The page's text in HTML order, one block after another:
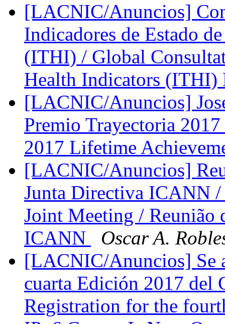
[LACNIC/Anuncios]
Indicadores de Estado
(ITHI) / Global
Health Indicators (ITHI)
[LACNIC/Anuncios]
Premio Trayectoria
2017 Lifetime
[LACNIC/Anuncios]
Junta Directiva ICANN
Joint Meeting / Reunião
ICANN
Oscar A.
[LACNIC/Anuncios] Se
cuarta Edición 2017 del
Registration for the